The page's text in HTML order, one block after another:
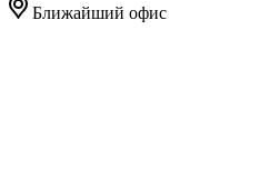
Ближайший офис